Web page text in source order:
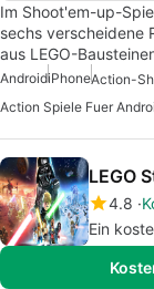
Im Shoot'em-up-
sechs verscheidene
aus LEGO-
AndroidiPhoneAction-
Action Spiele Fuer
4.8
Ein